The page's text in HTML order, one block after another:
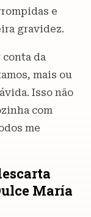
e
gravidez.
da
mais ou
Isso não
com
me
María